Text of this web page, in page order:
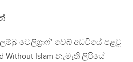
ටෙලිග‍්‍රාෆ්’ වෙබ් අඩවියේ පළවූ
Without Islam නැමැති ලිපියේ